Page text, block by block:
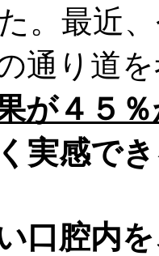
。最近
通り道
が４５
実感で
口腔内